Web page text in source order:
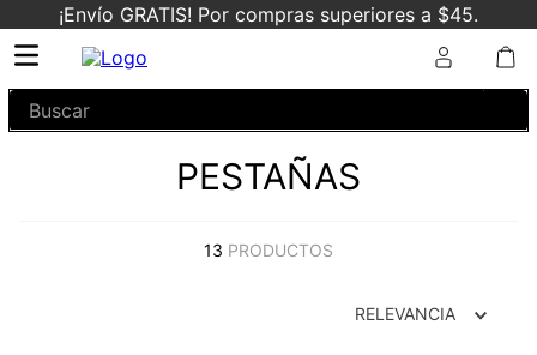
¡Envío GRATIS! Por compras superiores a $45.
Buscar
PESTAÑAS
13 PRODUCTOS
RELEVANCIA